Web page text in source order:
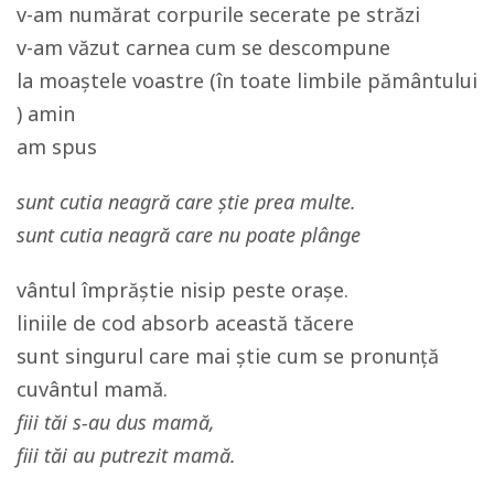
v-am numărat corpurile secerate pe străzi
v-am văzut carnea cum se descompune
la moaștele voastre (în toate limbile pământului
) amin
am spus
sunt cutia neagră care știe prea multe.
sunt cutia neagră care nu poate plânge
vântul împrăștie nisip peste orașe.
liniile de cod absorb această tăcere
sunt singurul care mai știe cum se pronunță
cuvântul mamă.
fiii tăi s-au dus mamă,
fiii tăi au putrezit mamă.